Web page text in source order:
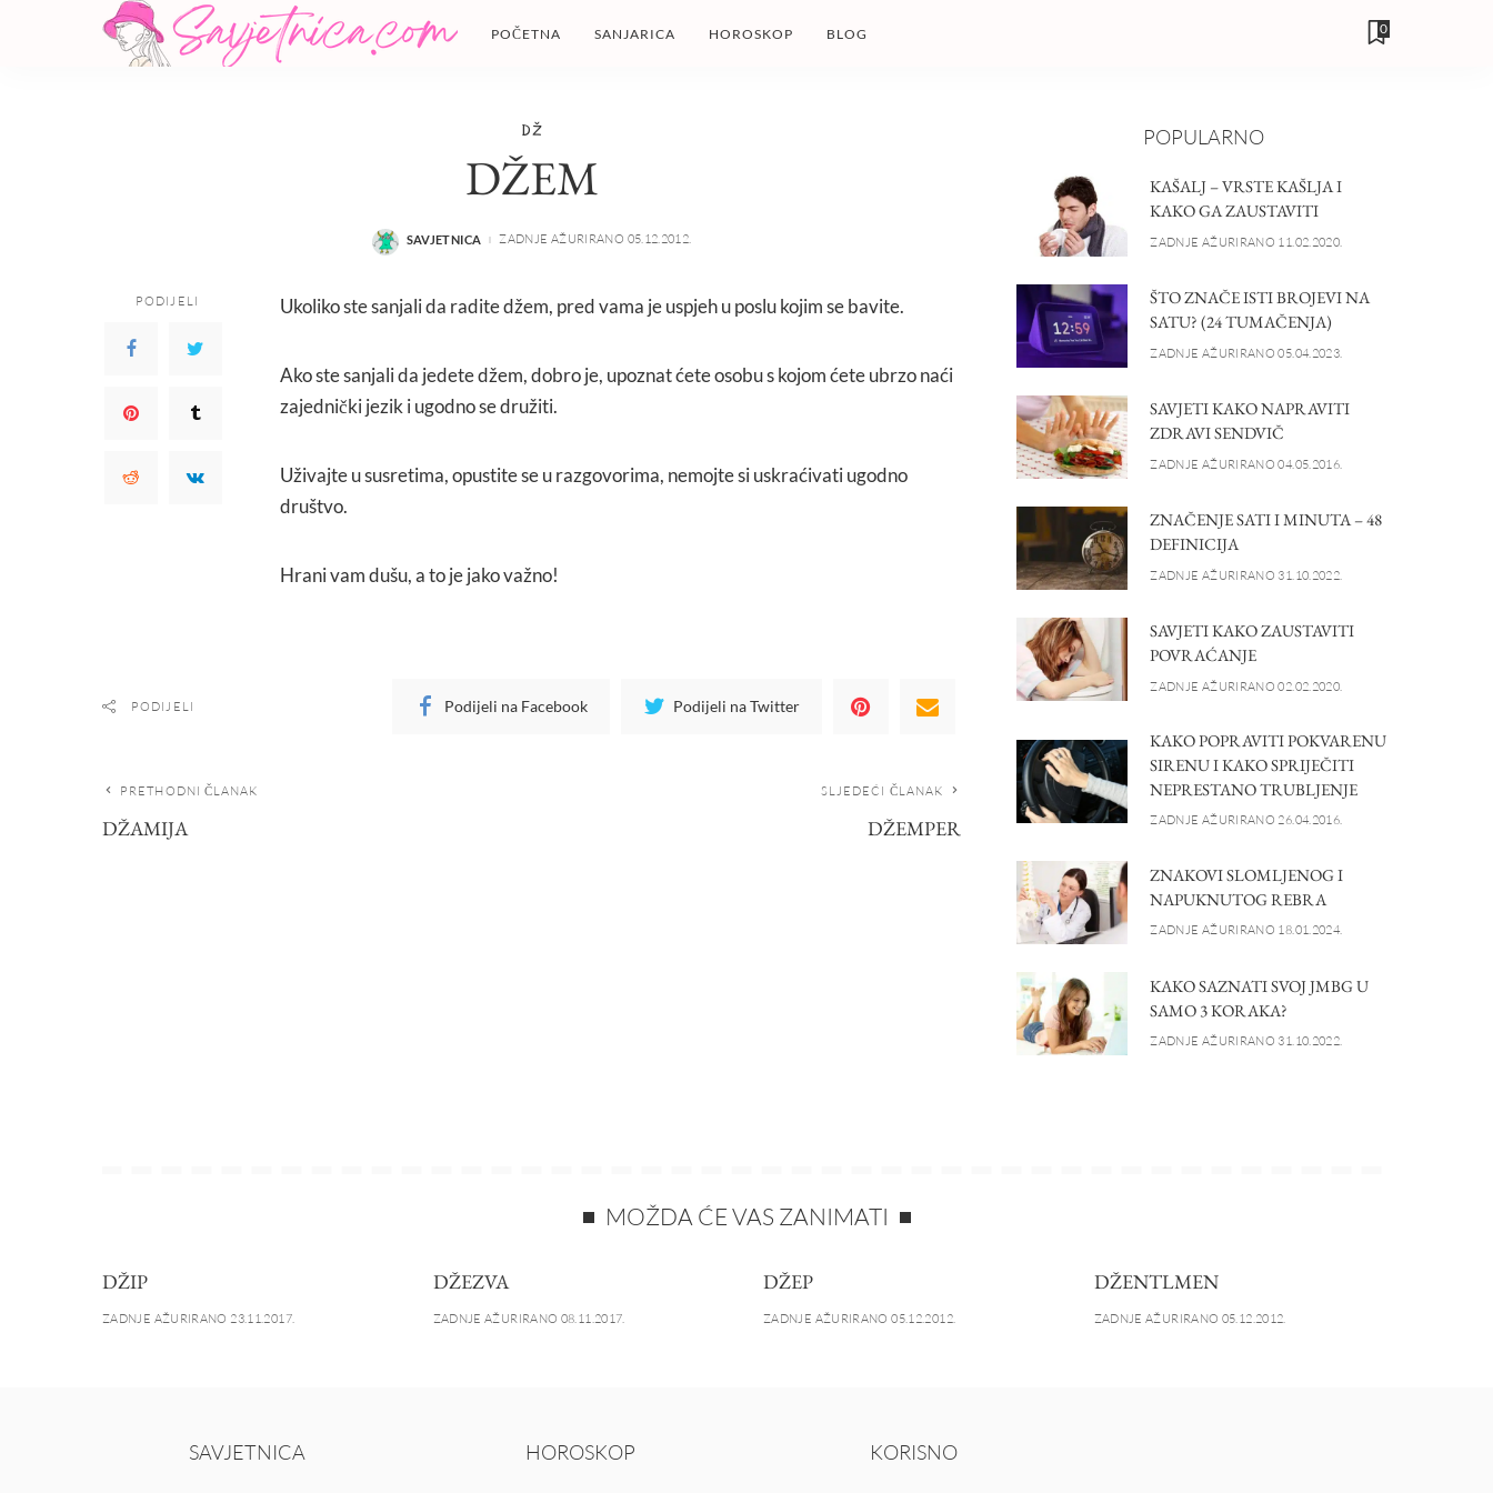
POČETNA SANJARICA HOROSKOP BLOG 0
DŽ
DŽEM
POSTED
SAVJETNICA ZADNJE AŽURIRANO 05.12.2012.
PODIJELI Ukoliko ste sanjali da radite džem, pred vama je uspjeh u poslu kojim se bavite.
Ako ste sanjali da jedete džem, dobro je, upoznat ćete osobu s kojom ćete ubrzo naći
zajednički jezik i ugodno se družiti.
Uživajte u susretima, opustite se u razgovorima, nemojte si uskraćivati ugodno
društvo.
Hrani vam dušu, a to je jako važno!
PODIJELI Podijeli na Facebook Podijeli na Twitter
PRETHODNI ČLANAK
DŽAMIJA
SLJEDEĆI ČLANAK
DŽEMPER
POPULARNO
KAŠALJ – VRSTE KAŠLJA I
KAKO GA ZAUSTAVITI
ZADNJE AŽURIRANO 11.02.2020.
ŠTO ZNAČE ISTI BROJEVI NA
SATU? (24 TUMAČENJA)
ZADNJE AŽURIRANO 05.04.2023.
SAVJETI KAKO NAPRAVITI
ZDRAVI SENDVIČ
ZADNJE AŽURIRANO 04.05.2016.
ZNAČENJE SATI I MINUTA – 48
DEFINICIJA
ZADNJE AŽURIRANO 31.10.2022.
SAVJETI KAKO ZAUSTAVITI
POVRAĆANJE
ZADNJE AŽURIRANO 02.02.2020.
KAKO POPRAVITI POKVARENU
SIRENU I KAKO SPRIJEČITI
NEPRESTANO TRUBLJENJE
ZADNJE AŽURIRANO 26.04.2016.
ZNAKOVI SLOMLJENOG I
NAPUKNUTOG REBRA
ZADNJE AŽURIRANO 18.01.2024.
KAKO SAZNATI SVOJ JMBG U
SAMO 3 KORAKA?
ZADNJE AŽURIRANO 31.10.2022.
MOŽDA ĆE VAS ZANIMATI
DŽIP
ZADNJE AŽURIRANO 23.11.2017.
DŽEZVA
ZADNJE AŽURIRANO 08.11.2017.
DŽEP
ZADNJE AŽURIRANO 05.12.2012.
DŽENTLMEN
ZADNJE AŽURIRANO 05.12.2012.
SAVJETNICA HOROSKOP KORISNO